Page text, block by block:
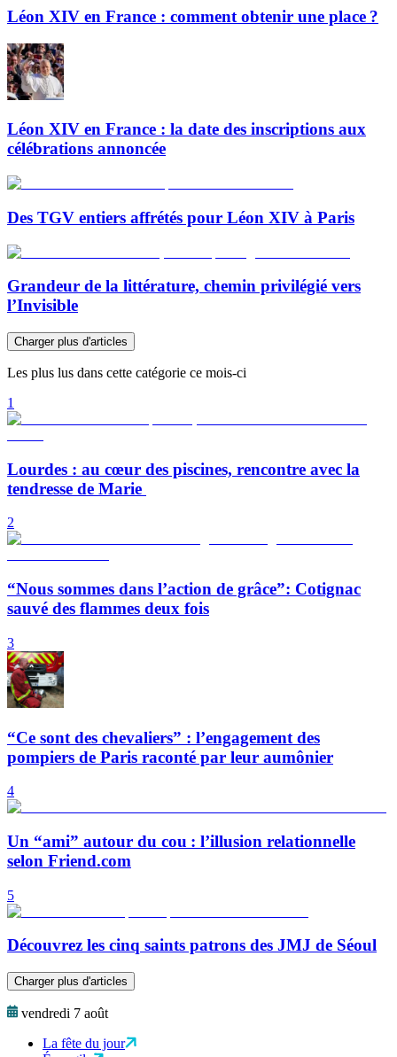
Léon XIV en France : comment obtenir une place ?
Léon XIV en France : la date des inscriptions aux
célébrations annoncée
Des TGV entiers affrétés pour Léon XIV à Paris
Grandeur de la littérature, chemin privilégié vers
l’Invisible
Charger plus d'articles
Les plus lus dans cette catégorie ce mois-ci
1
Lourdes : au cœur des piscines, rencontre avec la
tendresse de Marie
2
“Nous sommes dans l’action de grâce”: Cotignac
sauvé des flammes deux fois
3
“Ce sont des chevaliers” : l’engagement des
pompiers de Paris raconté par leur aumônier
4
Un “ami” autour du cou : l’illusion relationnelle
selon Friend.com
5
Découvrez les cinq saints patrons des JMJ de Séoul
Charger plus d'articles
vendredi 7 août
La fête du jour